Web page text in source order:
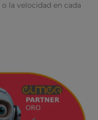
la velocidad en cada